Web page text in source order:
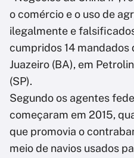
o comércio e o uso de
ilegalmente e
cumpridos 14 mandados
Juazeiro (BA), em
(SP).
Segundo os agentes
começaram em 2015,
que promovia o
meio de navios usados